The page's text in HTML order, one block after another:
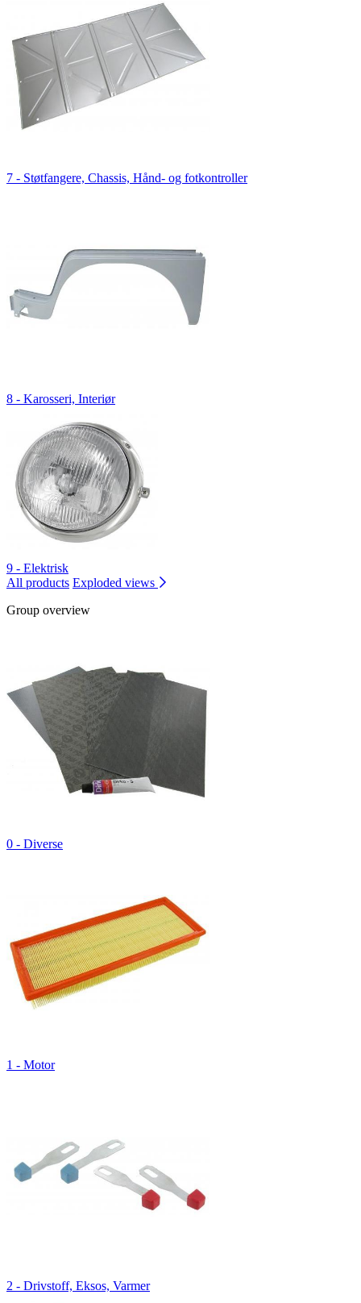
7 - Støtfangere, Chassis, Hånd- og fotkontroller
8 - Karosseri, Interiør
9 - Elektrisk
All products Exploded views
Group overview
0 - Diverse
1 - Motor
2 - Drivstoff, Eksos, Varmer